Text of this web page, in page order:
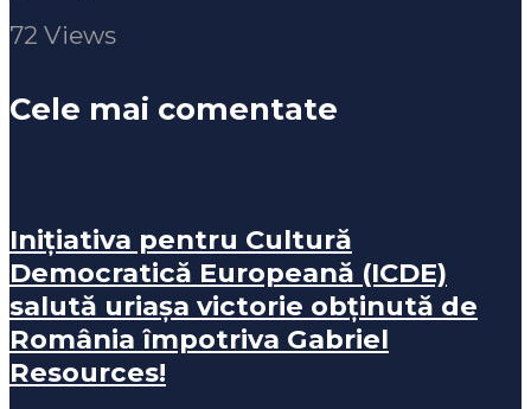
72 Views
Cele mai comentate
Inițiativa pentru Cultură
Democratică Europeană (ICDE)
salută uriașa victorie obținută de
România împotriva Gabriel
Resources!